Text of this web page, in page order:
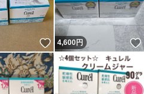
いいね！
4,600円